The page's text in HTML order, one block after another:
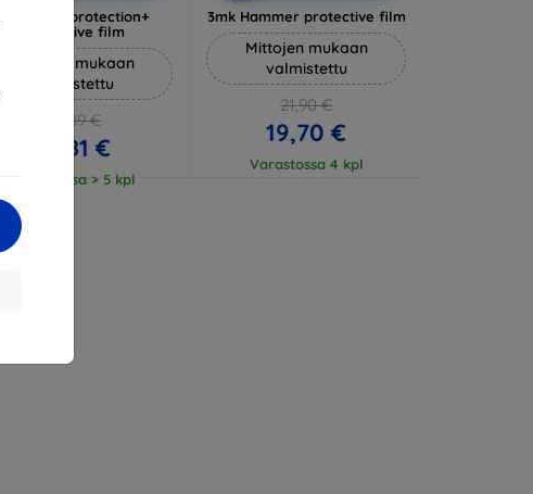
3mk Silverprotection+
protective film
Mittojen mukaan
valmistettu
20,89 €
18,81 €
Varastossa > 5 kpl
3mk Hammer protective film
Mittojen mukaan
valmistettu
21,90 €
19,70 €
Varastossa 4 kpl